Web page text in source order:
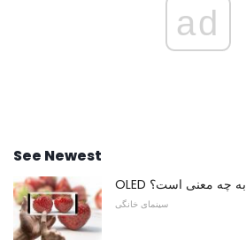
ad
See Newest
OLED به چه معنی است؟
سینمای خانگی